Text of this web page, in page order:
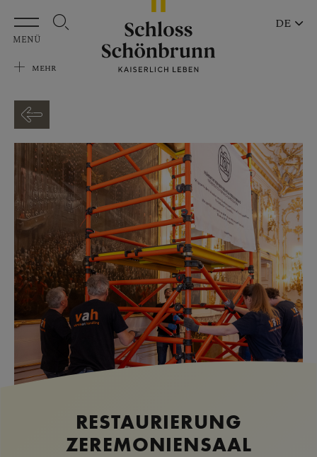
Zum Hauptinhalt springen
MENÜ
MEHR
DE
RESTAURIERUNG
ZEREMONIENSAAL